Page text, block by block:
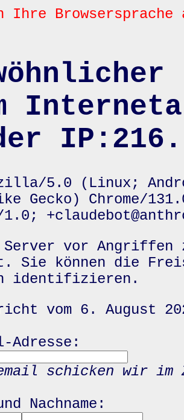
Ihre
5.0 (Linux;
Gecko) Chrome/
1.0;
Server vor
Sie können die
identifizieren.
vom 6. August
Adresse:
schicken wir
Nachname: